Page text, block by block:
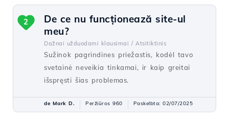
De ce nu funcționează site-ul
meu?
Dažnai užduodami klausimai / Atsitiktinis
Sužinok pagrindines priežastis, kodėl tavo
svetainė neveikia tinkamai, ir kaip greitai
išspręsti šias problemas.
2
de Mark D. Peržiūros 960 Paskelbta: 02/07/2025